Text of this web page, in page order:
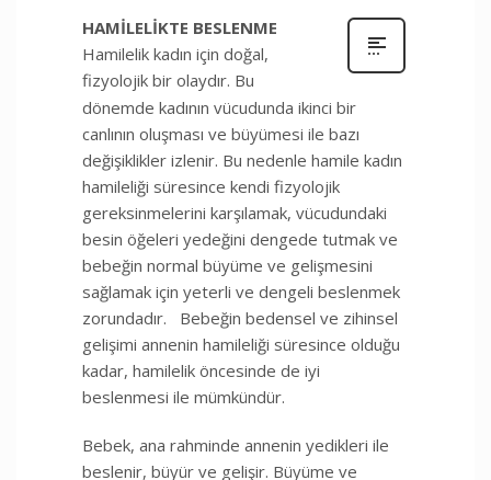
HAMİLELİKTE BESLENME
Hamilelik kadın için doğal,
fizyolojik bir olaydır. Bu
dönemde kadının vücudunda ikinci bir
canlının oluşması ve büyümesi ile bazı
değişiklikler izlenir. Bu nedenle hamile kadın
hamileliği süresince kendi fizyolojik
gereksinmelerini karşılamak, vücudundaki
besin öğeleri yedeğini dengede tutmak ve
bebeğin normal büyüme ve gelişmesini
sağlamak için yeterli ve dengeli beslenmek
zorundadır. Bebeğin bedensel ve zihinsel
gelişimi annenin hamileliği süresince olduğu
kadar, hamilelik öncesinde de iyi
beslenmesi ile mümkündür.
Bebek, ana rahminde annenin yedikleri ile
beslenir, büyür ve gelişir. Büyüme ve